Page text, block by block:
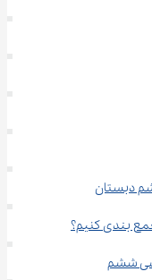
دبستان
بندی کنیم؟
ششم